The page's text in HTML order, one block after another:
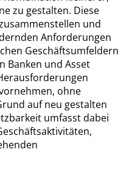
zu gestalten. Diese
und
Anforderungen
Geschäftsumfeldern
Banken und Asset
ohne
auf neu gestalten
umfasst dabei